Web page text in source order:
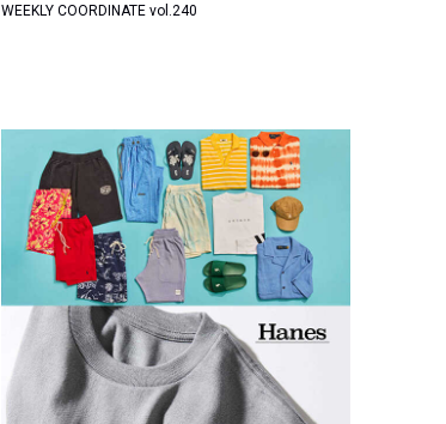
WEEKLY COORDINATE vol.240